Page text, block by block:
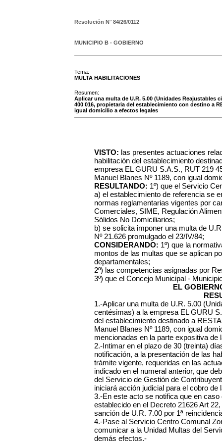
Resolución N° 84/26/0112
MUNICIPIO B - GOBIERNO
Tema:
MULTA HABILITACIONES
Resumen:
Aplicar una multa de U.R. 5.00 (Unidades Reajustables
400 016, propietaria del establecimiento con destino a
igual domicilio a efectos legales
VISTO: las presentes actuaciones
habilitación del establecimiento
empresa EL GURU S.A.S., RUT 219
Manuel Blanes Nº 1189, con igual
RESULTANDO: 1º) que el Servicio
a) el establecimiento de referencia se
normas reglamentarias vigentes por
Comerciales, SIME, Regulación
Sólidos No Domiciliarios;
b) se solicita imponer una multa de
Nº 21.626 promulgado el 23/IV/84;
CONSIDERANDO: 1º) que la
montos de las multas que se aplican
departamentales;
2º) las competencias asignadas por
3º) que el Concejo Municipal -
EL
1.-Aplicar una multa de U.R. 5.00
centésimas) a la empresa EL GURU
del establecimiento destinado a
Manuel Blanes Nº 1189, con igual
mencionadas en la parte expositiva de
2.-Intimar en el plazo de 30 (treinta)
notificación, a la presentación de las
trámite vigente, requeridas en las
indicado en el numeral anterior, que
del Servicio de Gestión de
iniciará acción judicial para el cobro de
3.-En este acto se notifica que en
establecido en el Decreto 21626 Art
sanción de U.R. 7.00 por 1ª
4.-Pase al Servicio Centro Comunal
comunicar a la Unidad Multas del
demás efectos.-